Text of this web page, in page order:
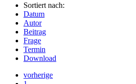
Sortiert nach:
Datum
Autor
Beitrag
Frage
Termin
Download
vorherige